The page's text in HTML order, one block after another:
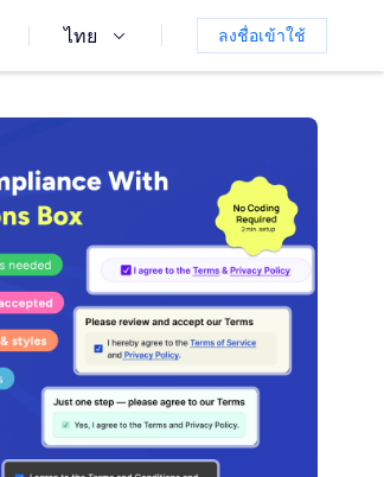
ไทย ลงชื่อเข้าใช้